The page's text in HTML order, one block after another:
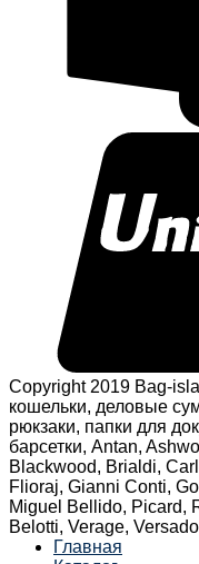
Copyright 2019 Bag-
кошельки, деловые
рюкзаки, папки для
барсетки, Antan,
Blackwood, Brialdi,
Flioraj, Gianni Conti,
Miguel Bellido, Picard,
Belotti, Verage,
Главная